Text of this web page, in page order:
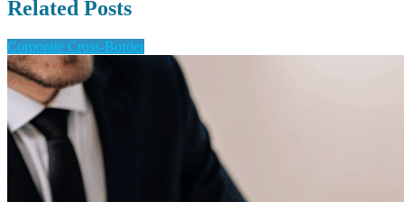
Related Posts
Corporate Cross-Border